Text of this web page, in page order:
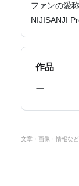
ファンの愛
NIJISANJI
作品
ー
文章・画像・情報など